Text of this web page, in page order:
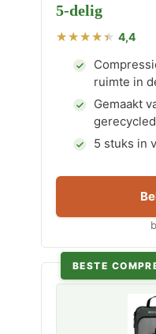
5-delig
4,4
ruimte in
Gemaakt
5 stuks in
BESTE